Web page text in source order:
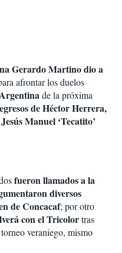
Gerardo Martino dio a
afrontar los duelos
de la próxima
de Héctor Herrera,
Manuel ‘Tecatito’
fueron llamados a la
diversos
de Concacaf; por otro
con el Tricolortras
veraniego, mismo